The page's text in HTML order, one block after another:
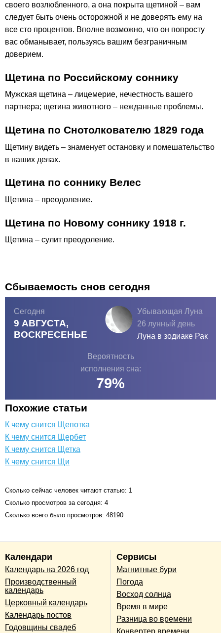
своего возлюбленного, а она покрыта щетиной – вам
следует быть очень осторожной и не доверять ему на
все сто процентов. Вполне возможно, что он попросту
вас обманывает, пользуясь вашим безграничным
доверием.
Щетина по Российскому соннику
Мужская щетина – лицемерие, нечестность вашего
партнера; щетина животного – нежданные проблемы.
Щетина по Снотолкователю 1829 года
Щетину видеть – знаменует остановку и помешательство
в наших делах.
Щетина по соннику Велес
Щетина – преодоление.
Щетина по Новому соннику 1918 г.
Щетина – сулит преодоление.
Сбываемость снов сегодня
Сегодня
9 АВГУСТА,
ВОСКРЕСЕНЬЕ
Убывающая Луна
26 лунный день
Луна в зодиаке Рак
Вероятность
исполнения сна:
79%
Похожие статьи
К чему снится Щепотка
К чему снится Щербет
К чему снится Щетка
К чему снится Щи
Сколько сейчас человек читают статью: 1
Сколько просмотров за сегодня: 4
Сколько всего было просмотров: 48190
Календари
Календарь на 2026 год
Производственный
календарь
Церковный календарь
Календарь постов
Годовщины свадеб
Сервисы
Магнитные бури
Погода
Восход солнца
Время в мире
Разница во времени
Конвертер времени